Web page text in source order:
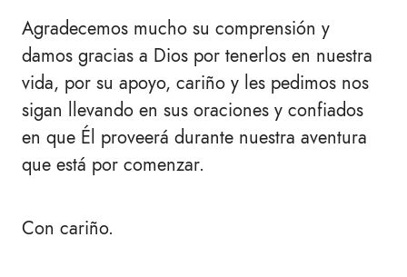
Agradecemos mucho su comprensión y
damos gracias a Dios por tenerlos en nuestra
vida, por su apoyo, cariño y les pedimos nos
sigan llevando en sus oraciones y confiados
en que Él proveerá durante nuestra aventura
que está por comenzar.
Con cariño.